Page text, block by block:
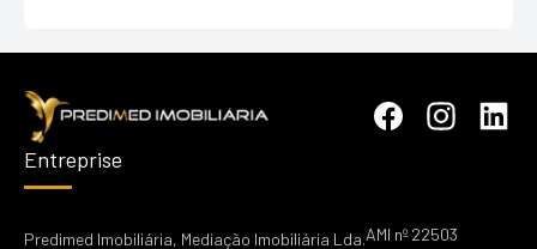
Entreprise
Predimed Imobiliária, Mediação Imobiliária Lda.AMI nº 22503